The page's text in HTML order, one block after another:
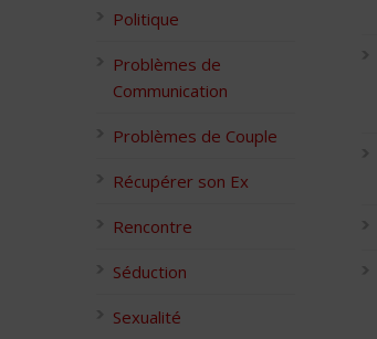
Politique
Problèmes de
Communication
Problèmes de Couple
Récupérer son Ex
Rencontre
Séduction
Sexualité